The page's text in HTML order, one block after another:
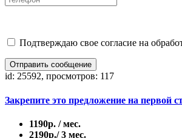
Подтверждаю свое согласие на
Отправить сообщение
id: 25592, просмотров: 117
Закрепите это предложение на первой
1190р. / мес.
2190р./ 3 мес.